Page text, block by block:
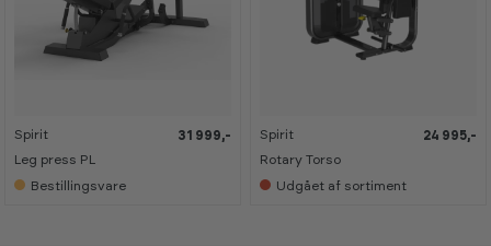
Spirit
Leg press PL
31 999,-
Bestillingsvare
Spirit
Rotary Torso
24 995,-
Udgået af sortiment